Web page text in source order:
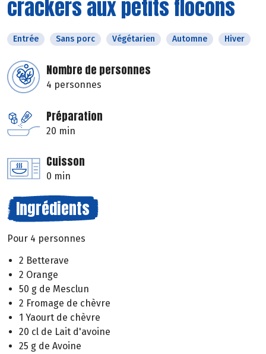
crackers aux petits flocons
Entrée Sans porc Végétarien Automne Hiver
Nombre de personnes
4 personnes
Préparation
20 min
Cuisson
0 min
Ingrédients
Pour 4 personnes
2 Betterave
2 Orange
50 g de Mesclun
2 Fromage de chèvre
1 Yaourt de chèvre
20 cl de Lait d'avoine
25 g de Avoine